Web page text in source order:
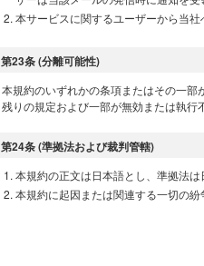
本サービスに関するユーザーから当
第23条 (分離可能性)
本規約のいずれかの条項またはその一
残りの規定および一部が無効または執
第24条 (準拠法および裁判管轄)
本規約の正文は日本語とし、準拠法
本規約に起因または関連する一切の